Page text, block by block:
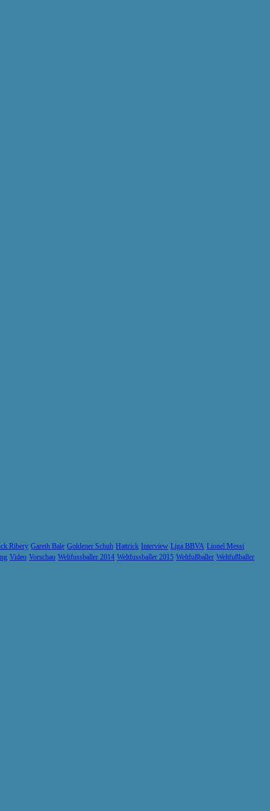
Ribery Gareth Bale Goldener Schuh Hattrick Interview Liga BBVA Lionel Messi
Video Vorschau Weltfussballer 2014 Weltfussballer 2015 Weltfußballer Weltfußballer